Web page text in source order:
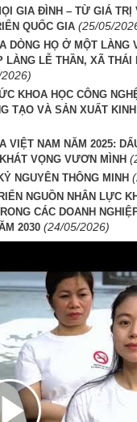
GIA ĐÌNH – TỪ GIÁ TRỊ
QUỐC GIA (25/05/
DÒNG HỌ Ở MỘT LÀNG
LÀNG LỄ THẦN, XÃ THÁI
KHOA HỌC CÔNG
TẠO VÀ SẢN XUẤT KINH
VIỆT NAM NĂM 2025:
VỌNG VƯƠN MÌNH
NGUYÊN THÔNG MINH
NGUỒN NHÂN LỰC
CÁC DOANH
2030 (24/05/2026)